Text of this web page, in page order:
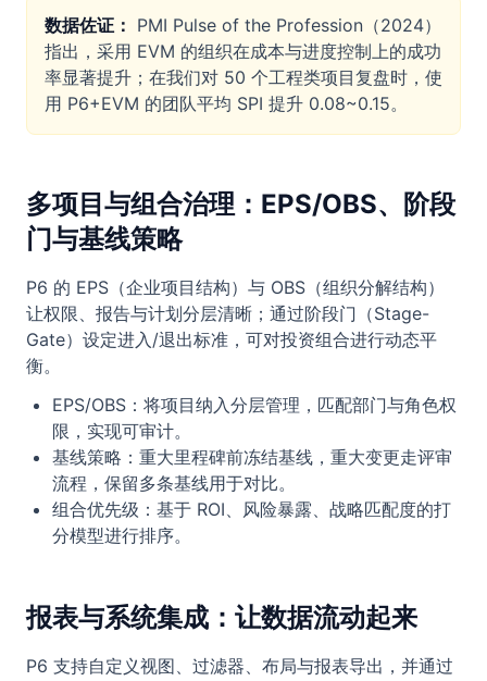
数据佐证： PMI Pulse of the Profession（2024）
指出，采用 EVM 的组织在成本与进度控制上的成功
率显著提升；在我们对 50 个工程类项目复盘时，使
用 P6+EVM 的团队平均 SPI 提升 0.08~0.15。
多项目与组合治理：EPS/OBS、阶段
门与基线策略
P6 的 EPS（企业项目结构）与 OBS（组织分解结构）
让权限、报告与计划分层清晰；通过阶段门（Stage-
Gate）设定进入/退出标准，可对投资组合进行动态平
衡。
EPS/OBS：将项目纳入分层管理，匹配部门与角色权
限，实现可审计。
基线策略：重大里程碑前冻结基线，重大变更走评审
流程，保留多条基线用于对比。
组合优先级：基于 ROI、风险暴露、战略匹配度的打
分模型进行排序。
报表与系统集成：让数据流动起来
P6 支持自定义视图、过滤器、布局与报表导出，并通过